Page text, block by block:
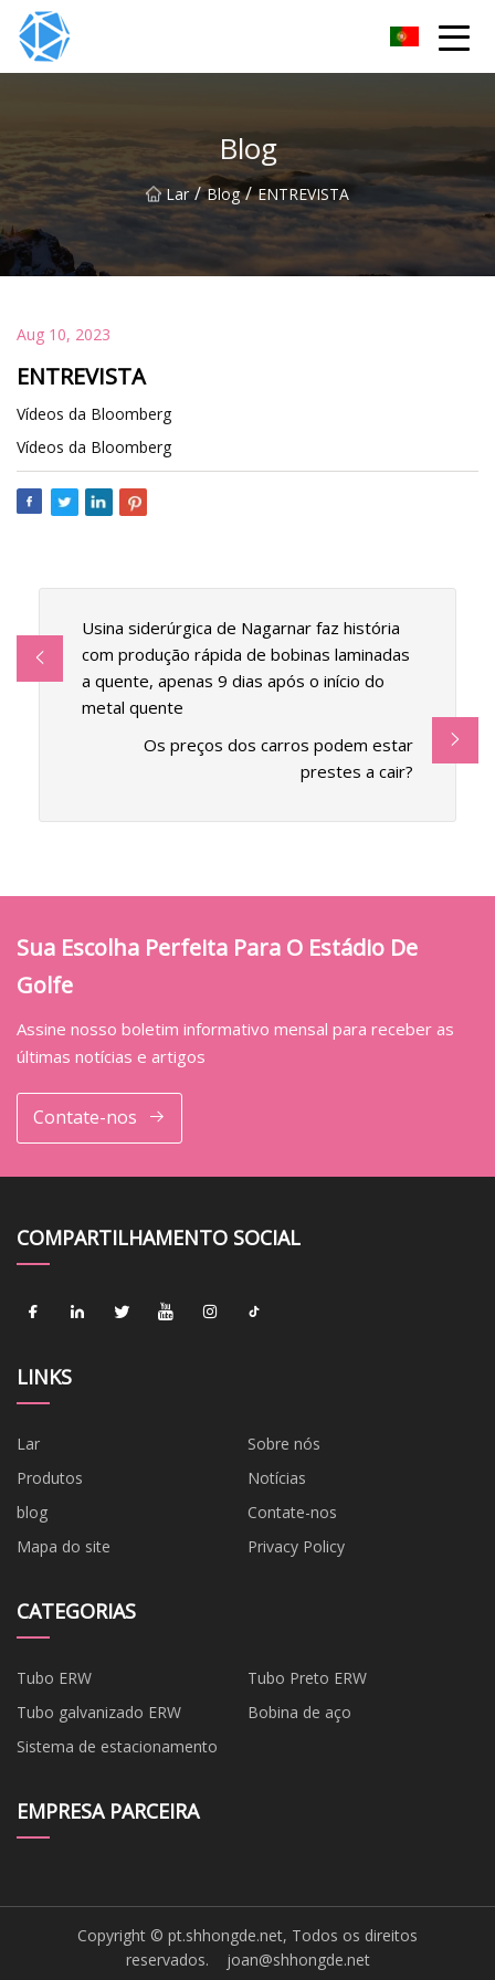
Blog
Lar / Blog / ENTREVISTA
Aug 10, 2023
ENTREVISTA
Vídeos da Bloomberg
Vídeos da Bloomberg
Usina siderúrgica de Nagarnar faz história
com produção rápida de bobinas laminadas
a quente, apenas 9 dias após o início do
metal quente
Os preços dos carros podem estar
prestes a cair?
Sua Escolha Perfeita Para O Estádio De
Golfe
Assine nosso boletim informativo mensal para receber as
últimas notícias e artigos
Contate-nos
COMPARTILHAMENTO SOCIAL
LINKS
Lar
Sobre nós
Produtos
Notícias
blog
Contate-nos
Mapa do site
Privacy Policy
CATEGORIAS
Tubo ERW
Tubo Preto ERW
Tubo galvanizado ERW
Bobina de aço
Sistema de estacionamento
EMPRESA PARCEIRA
Copyright © pt.shhongde.net, Todos os direitos
reservados. joan@shhongde.net